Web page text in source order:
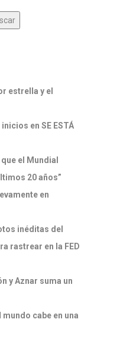
estrella y el
en SE ESTÁ
el Mundial
20 años”
en
inéditas del
rastrear en la FED
y Aznar suma un
cabe en una